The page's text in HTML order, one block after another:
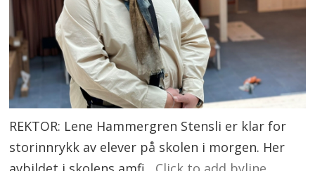
REKTOR: Lene Hammergren Stensli er klar for
storinnrykk av elever på skolen i morgen. Her